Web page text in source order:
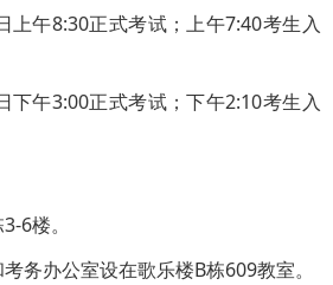
上午8:30正式考试；上午7:40考生入
下午3:00正式考试；下午2:10考生入
6楼。
务办公室设在歌乐楼B栋609教室。